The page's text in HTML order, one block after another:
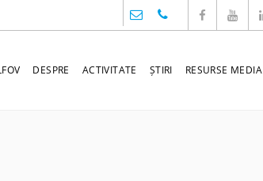
DESPRE ACTIVITATE ȘTIRI RESURSE MEDIA